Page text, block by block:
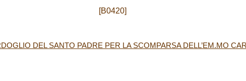
[B0420]
DEL SANTO PADRE PER LA SCOMPARSA DELL’EM.MO